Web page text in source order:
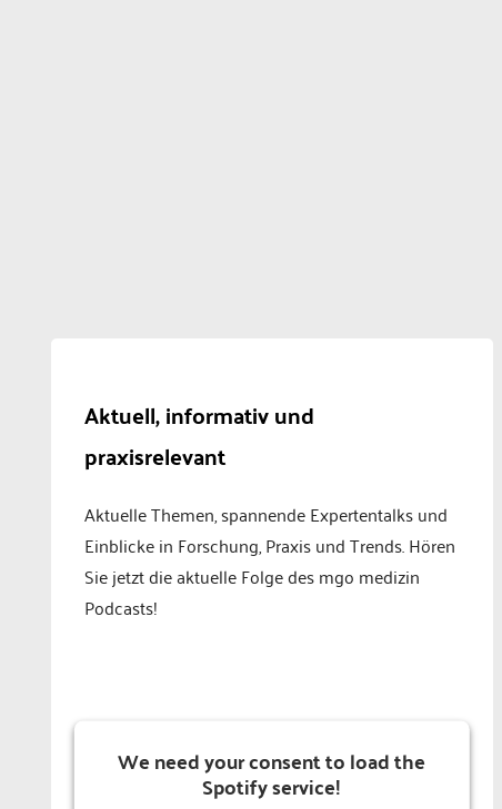
Aktuell, informativ und
praxisrelevant
Aktuelle Themen, spannende Expertentalks und
Einblicke in Forschung, Praxis und Trends. Hören
Sie jetzt die aktuelle Folge des mgo medizin
Podcasts!
We need your consent to load the
Spotify service!